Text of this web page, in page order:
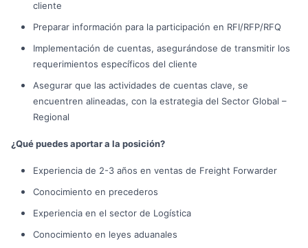
cliente
Preparar información para la participación en RFI/RFP/RFQ
Implementación de cuentas, asegurándose de transmitir los
requerimientos específicos del cliente
Asegurar que las actividades de cuentas clave, se
encuentren alineadas, con la estrategia del Sector Global –
Regional
¿Qué puedes aportar a la posición?
Experiencia de 2-3 años en ventas de Freight Forwarder
Conocimiento en precederos
Experiencia en el sector de Logística
Conocimiento en leyes aduanales